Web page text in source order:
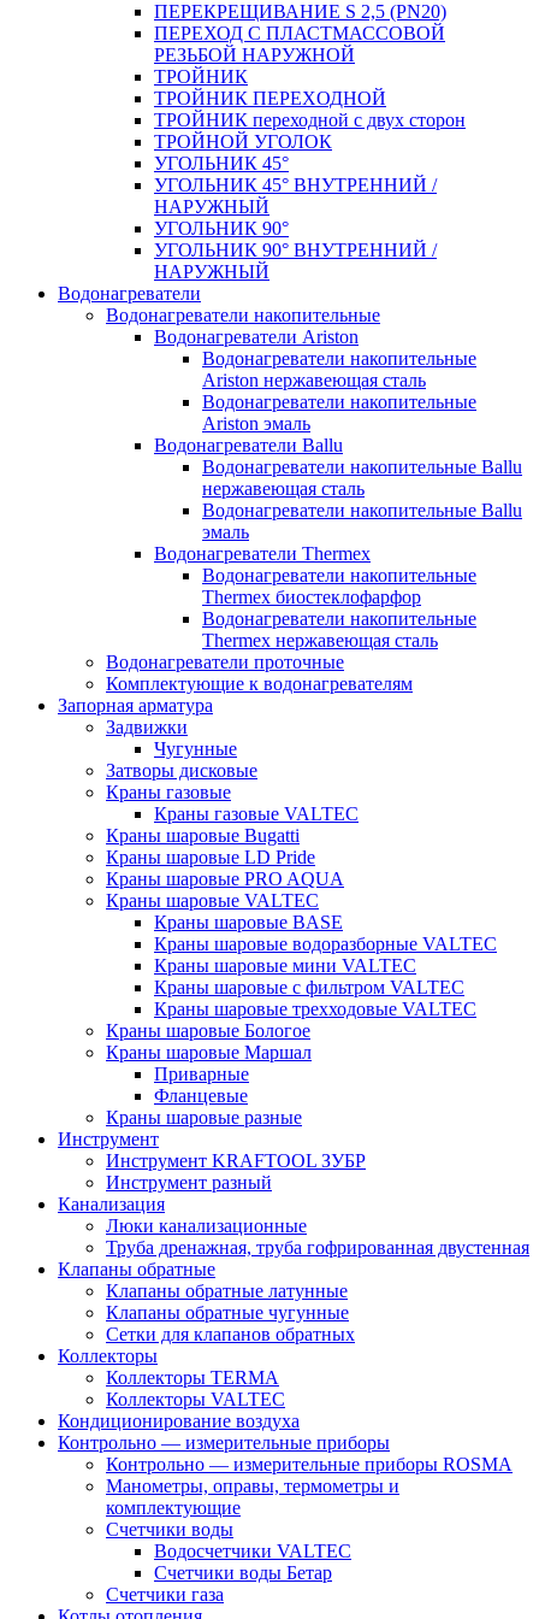
ПЕРЕКРЕЩИВАНИЕ S 2,5 (PN20)
ПЕРЕХОД С ПЛАСТМАССОВОЙ
РЕЗЬБОЙ НАРУЖНОЙ
ТРОЙНИК
ТРОЙНИК ПЕРЕXОДНОЙ
ТРОЙНИК переходной с двух сторон
ТРОЙНОЙ УГОЛОК
УГОЛЬНИК 45°
УГОЛЬНИК 45° ВНУТРЕННИЙ /
НАРУЖНЫЙ
УГОЛЬНИК 90°
УГОЛЬНИК 90° ВНУТРЕННИЙ /
НАРУЖНЫЙ
Водонагреватели
Водонагреватели накопительные
Водонагреватели Ariston
Водонагреватели накопительные
Ariston нержавеющая сталь
Водонагреватели накопительные
Ariston эмаль
Водонагреватели Ballu
Водонагреватели накопительные Ballu
нержавеющая сталь
Водонагреватели накопительные Ballu
эмаль
Водонагреватели Thermex
Водонагреватели накопительные
Thermex биостеклофарфор
Водонагреватели накопительные
Thermex нержавеющая сталь
Водонагреватели проточные
Комплектующие к водонагревателям
Запорная арматура
Задвижки
Чугунные
Затворы дисковые
Краны газовые
Краны газовые VALTEC
Краны шаровые Bugatti
Краны шаровые LD Pride
Краны шаровые PRO AQUA
Краны шаровые VALTEC
Краны шаровые BASE
Краны шаровые водоразборные VALTEC
Краны шаровые мини VALTEC
Краны шаровые с фильтром VALTEC
Краны шаровые трехходовые VALTEC
Краны шаровые Бологое
Краны шаровые Маршал
Приварные
Фланцевые
Краны шаровые разные
Инструмент
Инструмент KRAFTOOL ЗУБР
Инструмент разный
Канализация
Люки канализационные
Труба дренажная, труба гофрированная двустенная
Клапаны обратные
Клапаны обратные латунные
Клапаны обратные чугунные
Сетки для клапанов обратных
Коллекторы
Коллекторы TERMA
Коллекторы VALTEC
Кондиционирование воздуха
Контрольно — измерительные приборы
Контрольно — измерительные приборы ROSMA
Манометры, оправы, термометры и
комплектующие
Счетчики воды
Водосчетчики VALTEC
Счетчики воды Бетар
Счетчики газа